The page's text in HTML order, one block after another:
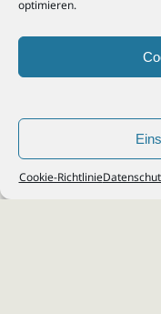
optimieren.
Cookie-Richtlinie
© 2026Steuerberater Kempf,